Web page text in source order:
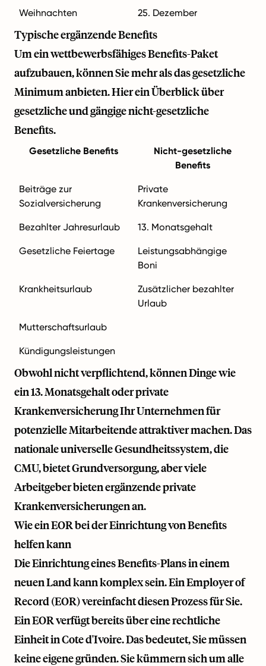
Weihnachten 25. Dezember
Typische ergänzende Benefits
Um ein wettbewerbsfähiges Benefits-Paket
aufzubauen, können Sie mehr als das gesetzliche
Minimum anbieten. Hier ein Überblick über
gesetzliche und gängige nicht-gesetzliche
Benefits.
Gesetzliche Benefits
Nicht-gesetzliche
Benefits
Beiträge zur
Sozialversicherung
Private
Krankenversicherung
Bezahlter Jahresurlaub 13. Monatsgehalt
Gesetzliche Feiertage
Leistungsabhängige
Boni
Krankheitsurlaub
Zusätzlicher bezahlter
Urlaub
Mutterschaftsurlaub
Kündigungsleistungen
Obwohl nicht verpflichtend, können Dinge wie
ein 13. Monatsgehalt oder private
Krankenversicherung Ihr Unternehmen für
potenzielle Mitarbeitende attraktiver machen. Das
nationale universelle Gesundheitssystem, die
CMU, bietet Grundversorgung, aber viele
Arbeitgeber bieten ergänzende private
Krankenversicherungen an.
Wie ein EOR bei der Einrichtung von Benefits
helfen kann
Die Einrichtung eines Benefits-Plans in einem
neuen Land kann komplex sein. Ein Employer of
Record (EOR) vereinfacht diesen Prozess für Sie.
Ein EOR verfügt bereits über eine rechtliche
Einheit in Cote d'Ivoire. Das bedeutet, Sie müssen
keine eigene gründen. Sie kümmern sich um alle